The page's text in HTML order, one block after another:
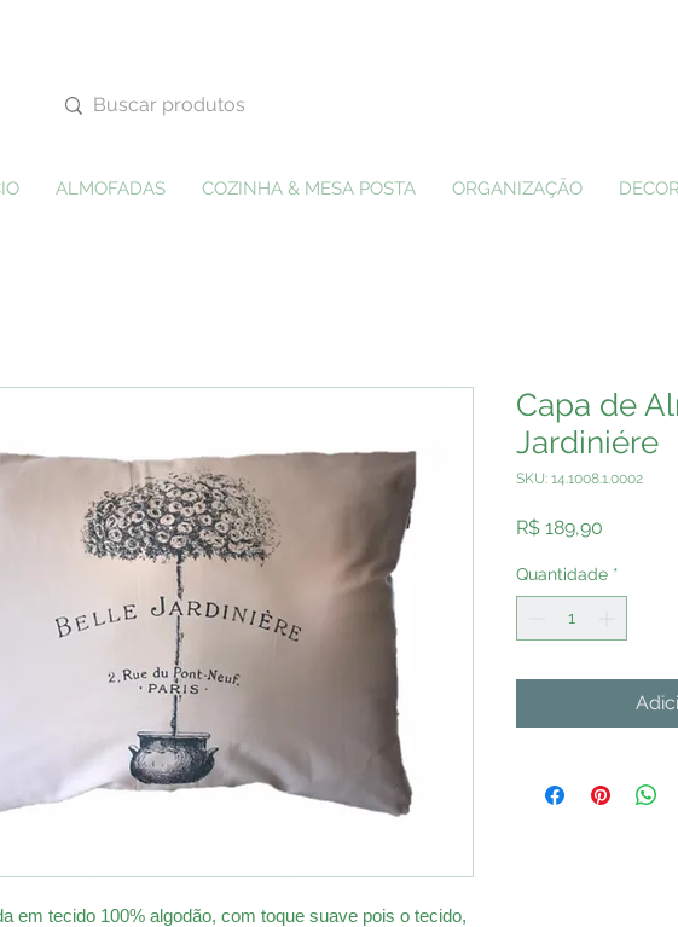
ALMOFADAS COZINHA & MESA POSTA ORGANIZAÇÃO
em tecido 100% algodão, com toque suave pois o tecido,
Capa de
Jardiniére
SKU: 14.1008.1.0002
R$ 189,90
Quantidade *